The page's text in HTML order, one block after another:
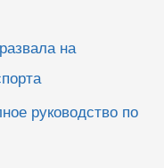
на
руководство по